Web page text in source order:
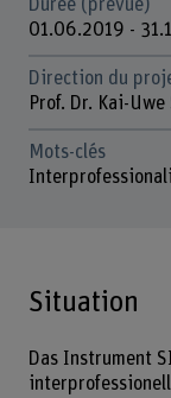
Durée (prévue)
01.06.2019 -
Direction du
Prof. Dr. Kai-
Mots-clés
Situation
Das Instrument